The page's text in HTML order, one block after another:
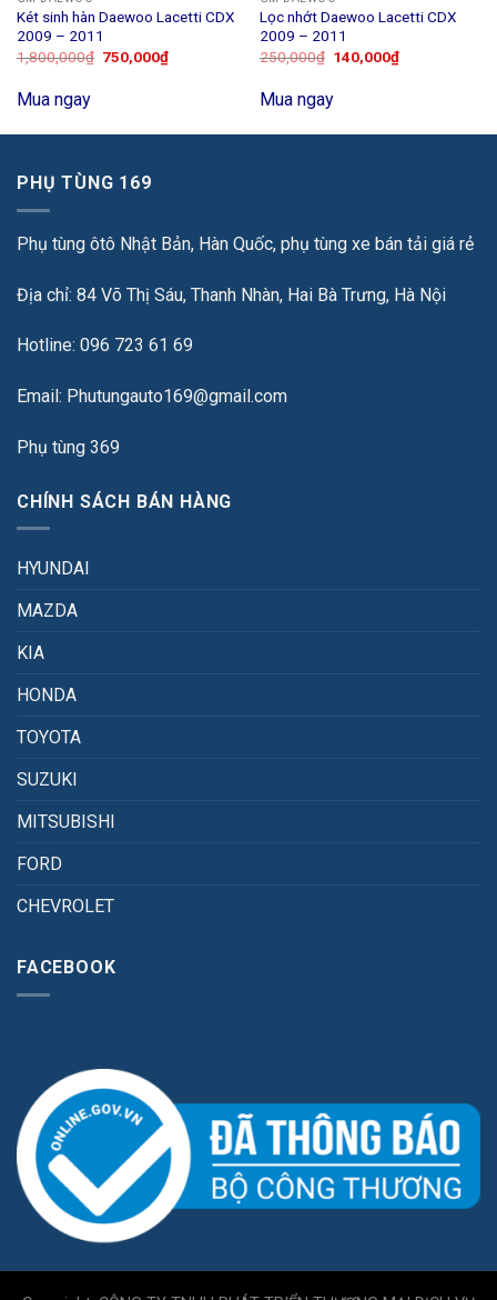
Két sinh hàn Daewoo Lacetti CDX
2009 – 2011
1,800,000₫ 750,000₫
Mua ngay
Lọc nhớt Daewoo Lacetti CDX
2009 – 2011
250,000₫ 140,000₫
Mua ngay
PHỤ TÙNG 169
Phụ tùng ôtô Nhật Bản, Hàn Quốc, phụ tùng xe bán tải giá rẻ
Địa chỉ: 84 Võ Thị Sáu, Thanh Nhàn, Hai Bà Trưng, Hà Nội
Hotline: 096 723 61 69
Email: Phutungauto169@gmail.com
Phụ tùng 369
CHÍNH SÁCH BÁN HÀNG
HYUNDAI
MAZDA
KIA
HONDA
TOYOTA
SUZUKI
MITSUBISHI
FORD
CHEVROLET
FACEBOOK